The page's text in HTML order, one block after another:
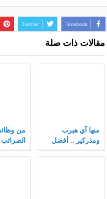
Facebook
Twitter
مقالات ذات صلة
منها آي هيرب
ومذركير .. أفضل
كوبونات خصم تلقى
من